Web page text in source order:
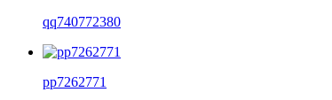
qq740772380
pp7262771